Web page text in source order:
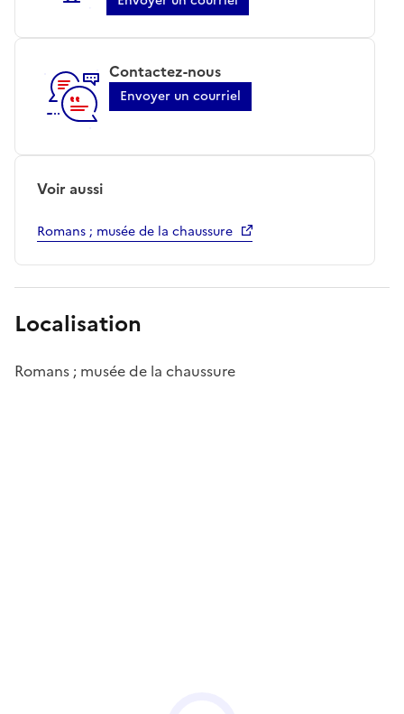
Contactez-nous
Envoyer un courriel
Voir aussi
Romans ; musée de la chaussure
Localisation
Romans ; musée de la chaussure